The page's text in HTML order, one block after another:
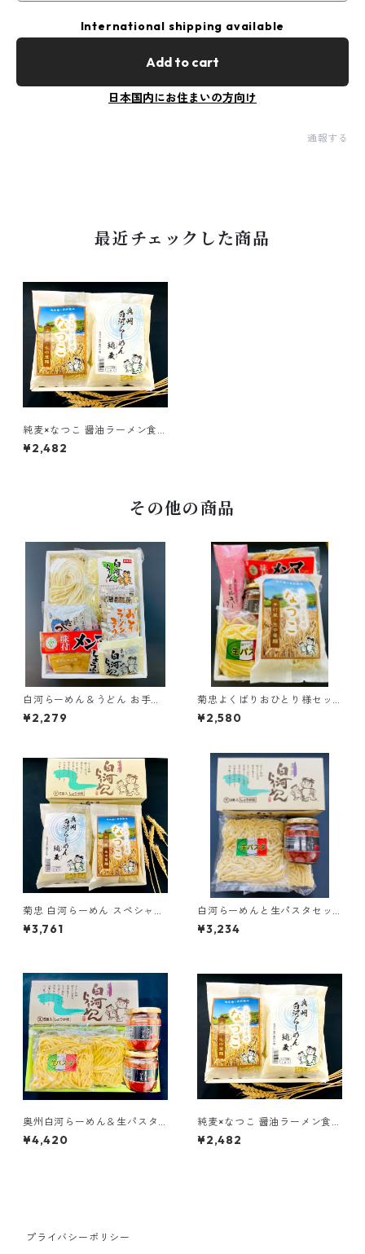
International shipping available
Add to cart
日本国内にお住まいの方向け
通報する
最近チェックした商品
純麦×なつこ 醤油ラーメン食べ
比べセット
¥2,482
その他の商品
白河らーめん＆うどん お手軽
セット（小）
¥2,279
菊忠よくばりおひとり様セッ
ト
¥2,580
菊忠 白河らーめん スペシャル
セット
¥3,761
白河らーめんと生パスタセッ
ト
¥3,234
奥州白河らーめん＆生パスタ
セット
¥4,420
純麦×なつこ 醤油ラーメン食べ
比べセット
¥2,482
プライバシーポリシー